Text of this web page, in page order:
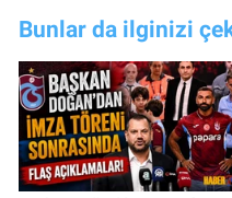
Bunlar da ilginizi